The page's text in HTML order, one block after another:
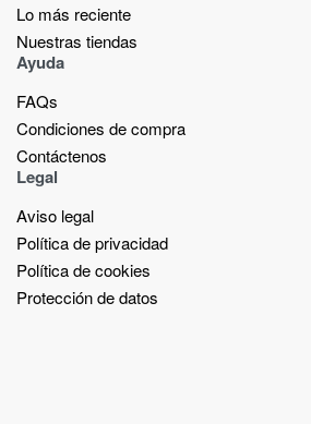
Lo más reciente​
Nuestras tiendas​
Ayuda
FAQs
Condiciones de compra
Contáctenos
Legal
Aviso legal
Política de privacidad
Política de cookies
Protección de datos